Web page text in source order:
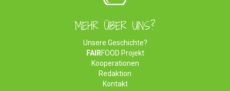
MEHR ÜBER UNS?
Unsere Geschichte?
FAIRFOOD Projekt
Kooperationen
Redaktion
Kontakt